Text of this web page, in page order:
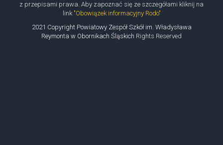
z przepisami prawa. Aby zapoznać się ze szczegółami kliknij na
link "Obowiązek informacyjny Rodo"
2021 Copyright Powiatowy Zespół Szkół im. Władysława
Reymonta w Obornikach Śląskich Rights Reserved